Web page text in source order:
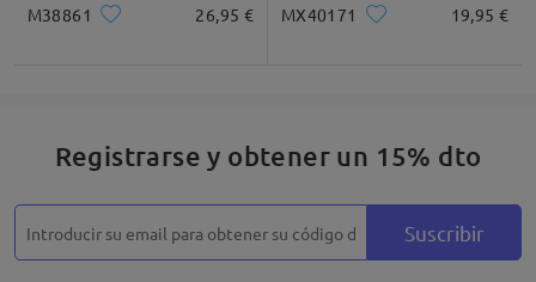
Descripción del Producto
M38861 26,95 € MX40171 19,95 €
Registrarse y obtener un 15% dto
Suscribir